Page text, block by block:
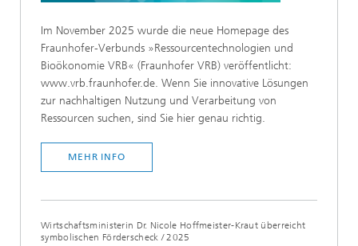
Im November 2025 wurde die neue Homepage des
Fraunhofer-Verbunds »Ressourcentechnologien und
Bioökonomie VRB« (Fraunhofer VRB) veröffentlicht:
www.vrb.fraunhofer.de. Wenn Sie innovative Lösungen
zur nachhaltigen Nutzung und Verarbeitung von
Ressourcen suchen, sind Sie hier genau richtig.
MEHR INFO
Wirtschaftsministerin Dr. Nicole Hoffmeister-Kraut überreicht
symbolischen Förderscheck /2025